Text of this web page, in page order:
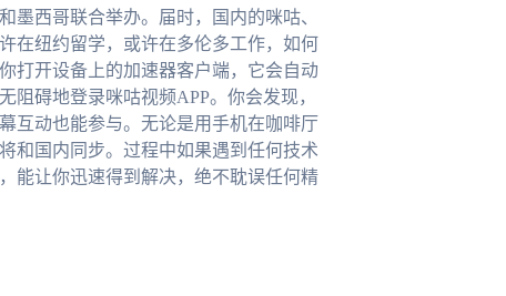
墨西哥联合举办。届时，国内的咪咕、
在纽约留学，或许在多伦多工作，如何
打开设备上的加速器客户端，它会自动
碍地登录咪咕视频APP。你会发现，
互动也能参与。无论是用手机在咖啡厅
和国内同步。过程中如果遇到任何技术
能让你迅速得到解决，绝不耽误任何精